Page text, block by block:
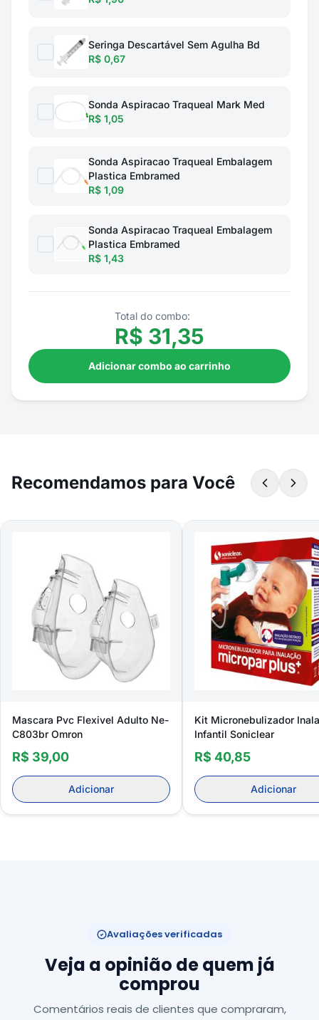
Seringa Descartável Sem Agulha Bd
R$ 0,67
Sonda Aspiracao Traqueal Mark Med
R$ 1,05
Sonda Aspiracao Traqueal Embalagem
Plastica Embramed
R$ 1,09
Sonda Aspiracao Traqueal Embalagem
Plastica Embramed
R$ 1,43
Total do combo:
R$ 31,35
Adicionar combo ao carrinho
Recomendamos para Você
Mascara Pvc Flexivel Adulto Ne-
C803br Omron
R$ 39,00
Adicionar
Kit Micronebulizador
Infantil Soniclear
R$ 40,85
Adicionar
Avaliações verificadas
Veja a opinião de quem já
comprou
Comentários reais de clientes que compraram,